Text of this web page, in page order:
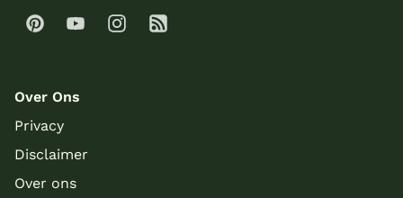
Over Ons
Privacy
Disclaimer
Over ons